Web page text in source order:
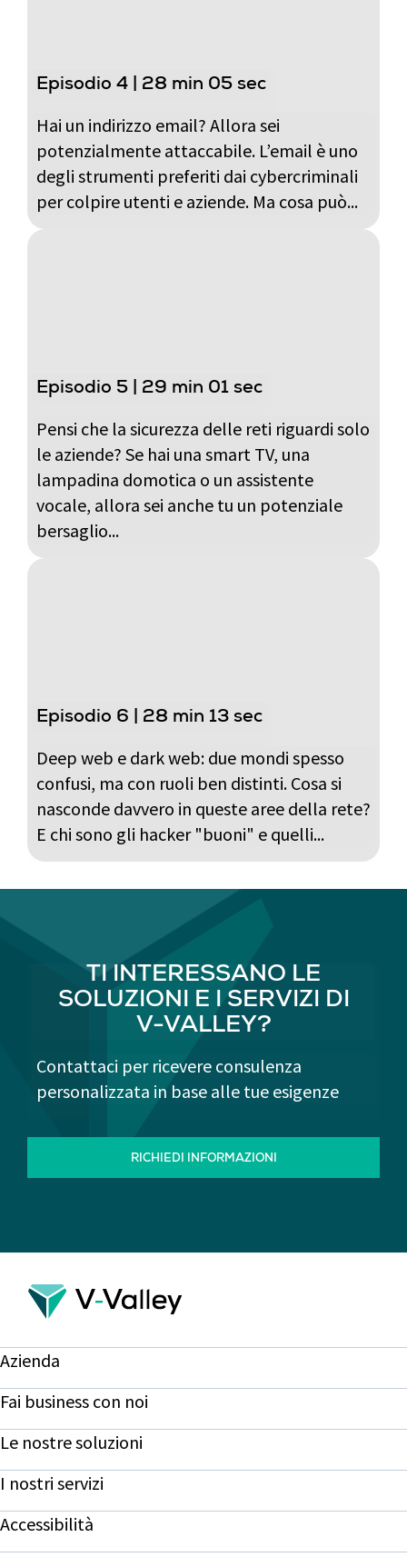
Episodio 4 | 28 min 05 sec
Hai un indirizzo email? Allora sei
potenzialmente attaccabile. L’email è uno
degli strumenti preferiti dai cybercriminali
per colpire utenti e aziende. Ma cosa può...
Episodio 5 | 29 min 01 sec
Pensi che la sicurezza delle reti riguardi solo
le aziende? Se hai una smart TV, una
lampadina domotica o un assistente
vocale, allora sei anche tu un potenziale
bersaglio...
Episodio 6 | 28 min 13 sec
Deep web e dark web: due mondi spesso
confusi, ma con ruoli ben distinti. Cosa si
nasconde davvero in queste aree della rete?
E chi sono gli hacker "buoni" e quelli...
TI INTERESSANO LE
SOLUZIONI E I SERVIZI DI
V-VALLEY?
Contattaci per ricevere consulenza
personalizzata in base alle tue esigenze
RICHIEDI INFORMAZIONI
Azienda
Fai business con noi
Le nostre soluzioni
I nostri servizi
Accessibilità